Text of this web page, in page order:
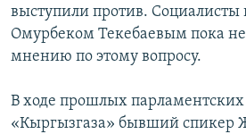
выступили против. Социалисты
Омурбеком Текебаевым пока
мнению по этому вопросу.
В ходе прошлых парламентских
«Кыргызгаза» бывший спикер